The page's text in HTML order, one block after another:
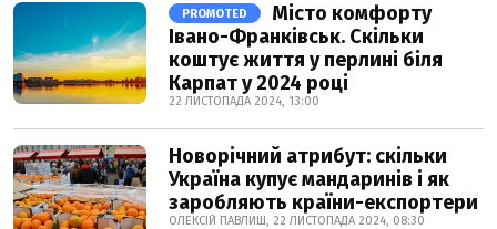
PROMOTED
Місто комфорту
Івано-Франківськ. Скільки
коштує життя у перлині біля
Карпат у 2024 році
22 ЛИСТОПАДА 2024, 13:00
Новорічний атрибут: скільки
Україна купує мандаринів і як
заробляють країни-експортери
ОЛЕКСІЙ ПАВЛИШ, 22 ЛИСТОПАДА 2024, 08:30